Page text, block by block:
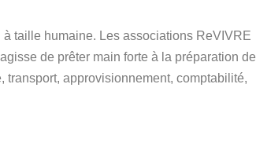
taille humaine. Les associations ReVIVRE
de prêter main forte à la préparation de
transport, approvisionnement, comptabilité,